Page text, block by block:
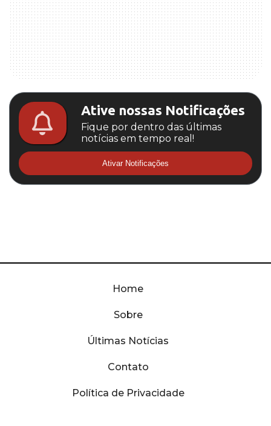
Ative nossas Notificações
Fique por dentro das últimas
notícias em tempo real!
Ativar Notificações
Home
Sobre
Últimas Notícias
Contato
Política de Privacidade